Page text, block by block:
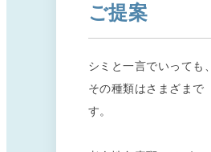
ご提案
シミと一言でいっても、
その種類はさまざまで
す。